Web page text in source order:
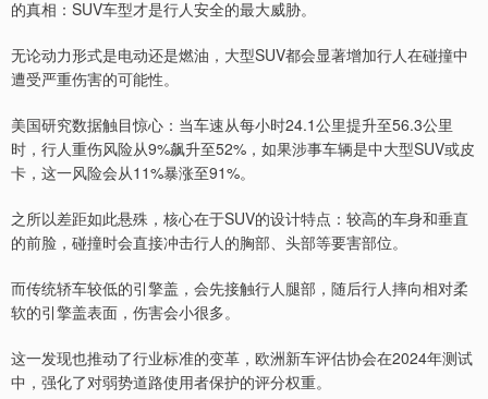
的真相：SUV车型才是行人安全的最大威胁。
无论动力形式是电动还是燃油，大型SUV都会显著增加行人在碰撞中
遭受严重伤害的可能性。
美国研究数据触目惊心：当车速从每小时24.1公里提升至56.3公里
时，行人重伤风险从9%飙升至52%，如果涉事车辆是中大型SUV或皮
卡，这一风险会从11%暴涨至91%。
之所以差距如此悬殊，核心在于SUV的设计特点：较高的车身和垂直
的前脸，碰撞时会直接冲击行人的胸部、头部等要害部位。
而传统轿车较低的引擎盖，会先接触行人腿部，随后行人摔向相对柔
软的引擎盖表面，伤害会小很多。
这一发现也推动了行业标准的变革，欧洲新车评估协会在2024年测试
中，强化了对弱势道路使用者保护的评分权重。